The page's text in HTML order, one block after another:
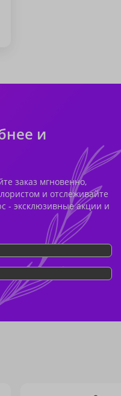
и
заказ мгновенно,
и отслеживайте
- эксклюзивные акции и